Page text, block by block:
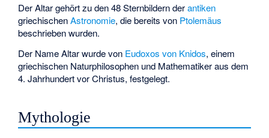
Der Altar gehört zu den 48 Sternbildern derantiken
griechischenAstronomie, die bereits von Ptolemäus
beschrieben wurden.
Der Name Altar wurde von Eudoxos von Knidos, einem
griechischen Naturphilosophen und Mathematiker aus dem
4. Jahrhundert vor Christus, festgelegt.
Mythologie